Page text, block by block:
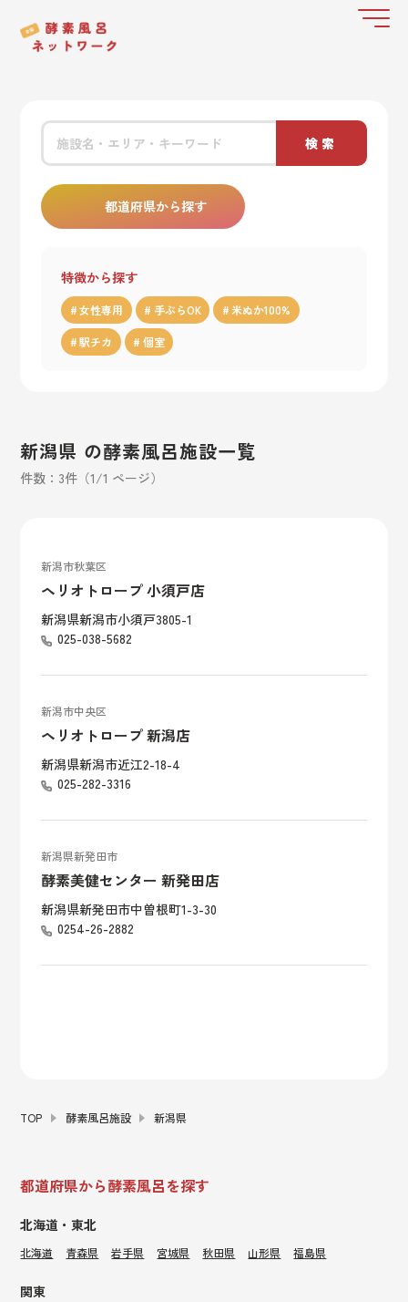
検索
都道府県から探す
特徴から探す
女性専用 手ぶらOK 米ぬか100%
駅チカ 個室
新潟県 の酵素風呂施設一覧
件数：3件（1/1 ページ）
新潟市秋葉区
ヘリオトロープ 小須戸店
新潟県新潟市小須戸3805-1
025-038-5682
新潟市中央区
ヘリオトロープ 新潟店
新潟県新潟市近江2-18-4
025-282-3316
新潟県新発田市
酵素美健センター 新発田店
新潟県新発田市中曽根町1-3-30
0254-26-2882
TOP 酵素風呂施設 新潟県
都道府県から酵素風呂を探す
北海道・東北
北海道 青森県 岩手県 宮城県 秋田県 山形県 福島県
関東